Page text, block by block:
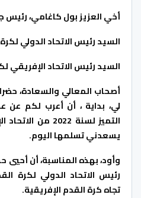
أخي العزيز بول كاغامي، رئيس
السيد رئيس الاتحاد الدولي
السيد رئيس الاتحاد الإفريقي
أصحاب المعالي والسعادة،
لي، بداية ، أن أعرب لكم عن
التميز لسنة
يسعدني تسلمها اليوم.
وأود، بهذه المناسبة، أن أحيي
رئيس الاتحاد الدولي لكرة
تجاه كرة القدم الإفريقية.